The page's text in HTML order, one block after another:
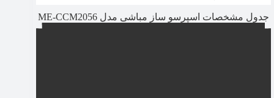
جدول مشخصات اسپرسو ساز مباشی مدل ME-CCM2056